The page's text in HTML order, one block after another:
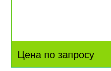
Цена по запросу